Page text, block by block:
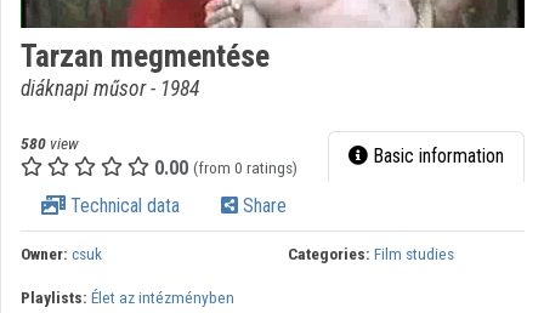
Organization home
Log In
Categories
Organization playlists
Tarzan megmentése
diáknapi műsor - 1984
580 view
0.00 (from 0 ratings) Basic information
Technical data Share
Owner: csuk Categories: Film studies
Playlists: Élet az intézményben